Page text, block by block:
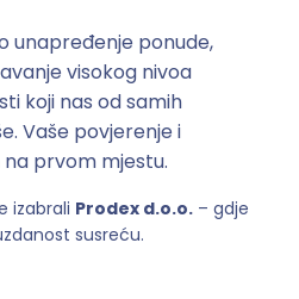
unapređenje ponude,
visokog nivoa
koji nas od samih
Vaše povjerenje i
prvom mjestu.
izabrali Prodex d.o.o. – gdje
susreću.